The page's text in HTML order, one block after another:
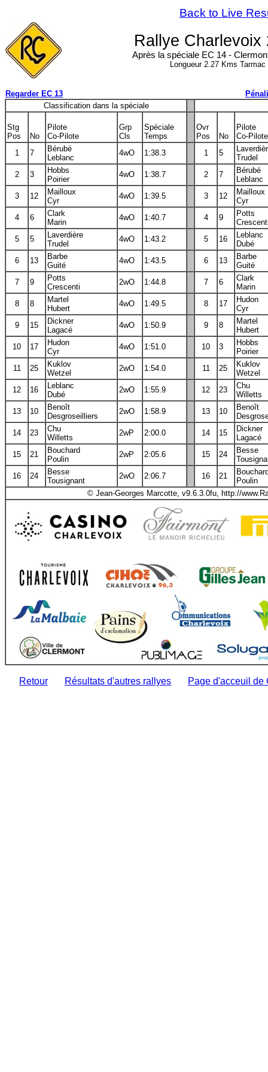
Back to Live
Rallye Charlevoix
Après la spéciale EC 14 -
Longueur 2.27 Kms Tarmac
Regarder EC 13
Classification dans la spéciale
Stg
Pos
No
Pilote
Co-Pilote
Grp
Cls
Spéciale
Temps
Ovr
Pos
No
Pilote
Co-Pilote
1
7
Bérubé
Leblanc
4wO 1:38.3 1 5
Trudel
2
3
Hobbs
Poirier
4wO 1:38.7 2 7
Bérubé
Leblanc
3
12
Mailloux
Cyr
4wO 1:39.5 3 12
Mailloux
Cyr
4
6
Clark
Marin
4wO 1:40.7 4 9
Potts
5
5
Laverdière
Trudel
4wO 1:43.2 5 16
Leblanc
Dubé
6
13
Barbe
Guité
4wO 1:43.5 6 13
Barbe
Guité
7
9
Potts
Crescenti
2wO 1:44.8 7 6
Clark
Marin
8
8
Martel
Hubert
4wO 1:49.5 8 17
Hudon
Cyr
9
15
Dickner
Lagacé
4wO 1:50.9 9 8
Martel
Hubert
10
17
Hudon
Cyr
4wO 1:51.0 10 3
Hobbs
Poirier
11
25
Kuklov
Wetzel
2wO 1:54.0 11 25
Kuklov
Wetzel
12
16
Leblanc
Dubé
2wO 1:55.9 12 23
Chu
Willetts
13
10
Benoît
Desgroseilliers
2wO 1:58.9 13 10
Benoît
14
23
Chu
Willetts
2wP 2:00.0 14 15
Dickner
Lagacé
15
21
Bouchard
Poulin
2wP 2:05.6 15 24
Besse
16
24
Besse
Tousignant
2wO 2:06.7 16 21
Poulin
© Jean-Georges Marcotte, v9.6.3.0fu, http://
Retour Résultats d'autres rallyes Page d'acceuil